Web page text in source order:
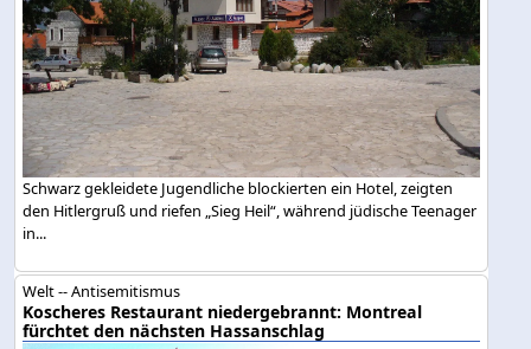
Schwarz gekleidete Jugendliche blockierten ein Hotel, zeigten
den Hitlergruß und riefen „Sieg Heil“, während jüdische Teenager
in...
Welt -- Antisemitismus
Koscheres Restaurant niedergebrannt: Montreal
fürchtet den nächsten Hassanschlag